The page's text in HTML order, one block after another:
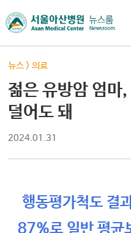
뉴스 >의료
젊은 유방암 엄마
덜어도 돼
2024.01.31
행동평가척도 결
87%로 일반 평균